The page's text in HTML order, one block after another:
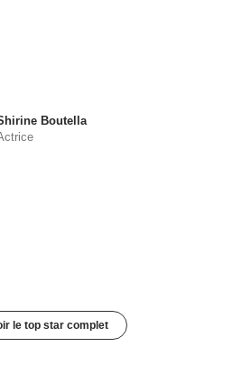
Boutella
le top star complet